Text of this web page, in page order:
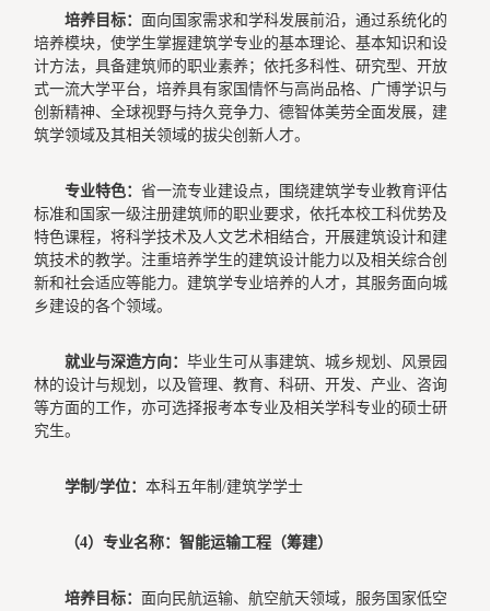
培养目标：面向国家需求和学科发展前沿，通过系统化的
培养模块，使学生掌握建筑学专业的基本理论、基本知识和设
计方法，具备建筑师的职业素养；依托多科性、研究型、开放
式一流大学平台，培养具有家国情怀与高尚品格、广博学识与
创新精神、全球视野与持久竞争力、德智体美劳全面发展，建
筑学领域及其相关领域的拔尖创新人才。
专业特色：省一流专业建设点，围绕建筑学专业教育评估
标准和国家一级注册建筑师的职业要求，依托本校工科优势及
特色课程，将科学技术及人文艺术相结合，开展建筑设计和建
筑技术的教学。注重培养学生的建筑设计能力以及相关综合创
新和社会适应等能力。建筑学专业培养的人才，其服务面向城
乡建设的各个领域。
就业与深造方向：毕业生可从事建筑、城乡规划、风景园
林的设计与规划，以及管理、教育、科研、开发、产业、咨询
等方面的工作，亦可选择报考本专业及相关学科专业的硕士研
究生。
学制/学位：本科五年制/建筑学学士
（4）专业名称：智能运输工程（筹建）
培养目标：面向民航运输、航空航天领域，服务国家低空